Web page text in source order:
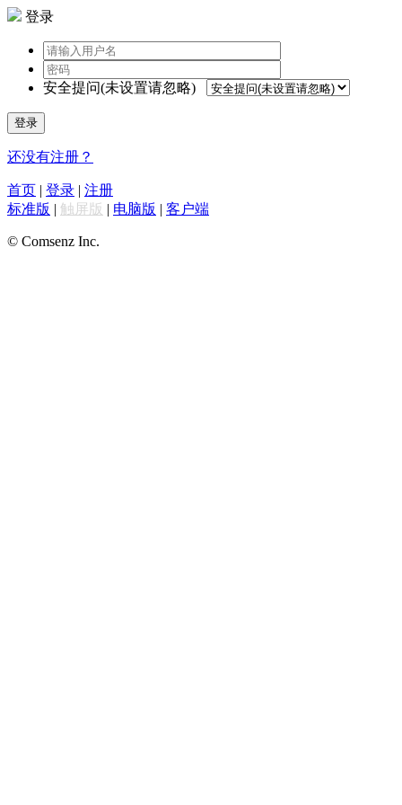
登录
安全提问(未设置请忽略)
登录
还没有注册？
首页 | 登录 | 注册
标准版 | 触屏版 | 电脑版 | 客户端
© Comsenz Inc.